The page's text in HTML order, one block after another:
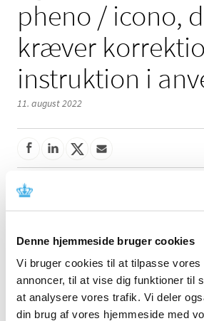
Denne hjemmeside bruger cookies
Vi bruger cookies til at tilpasse vores
annoncer, til at vise dig funktioner til
at analysere vores trafik. Vi deler
din brug af vores hjemmeside med
pheno / icono,
kræver
instruktion i
11. august 2022
Denne meddelelse indeholder
udstyret, der kræver korrektion og
Referencer
Produkt: Artis Q / Q.zen / pheno /
Fabrikant: Siemens Healthcare